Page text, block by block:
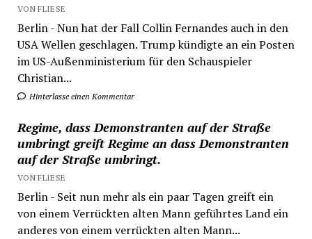
VON FLIESE
Berlin - Nun hat der Fall Collin Fernandes auch in den
USA Wellen geschlagen. Trump kündigte an ein Posten
im US-Außenministerium für den Schauspieler
Christian...
Hinterlasse einen Kommentar
Regime, dass Demonstranten auf der Straße
umbringt greift Regime an dass Demonstranten
auf der Straße umbringt.
VON FLIESE
Berlin - Seit nun mehr als ein paar Tagen greift ein
von einem Verrückten alten Mann geführtes Land ein
anderes von einem verrückten alten Mann...